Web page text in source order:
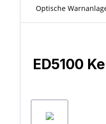
Optische
ED5100